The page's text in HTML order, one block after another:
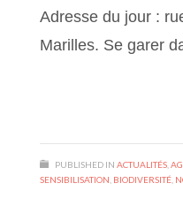
Adresse du jour :
Marilles. Se garer
PUBLISHED IN ACTUALITÉS
SENSIBILISATION BIODIVERSITÉ